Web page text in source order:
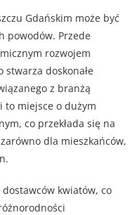
Gdańskim może być
powodów. Przede
rozwojem
doskonałe
z branżą
to miejsce o dużym
co przekłada się na
dla mieszkańców,
kwiatów, co